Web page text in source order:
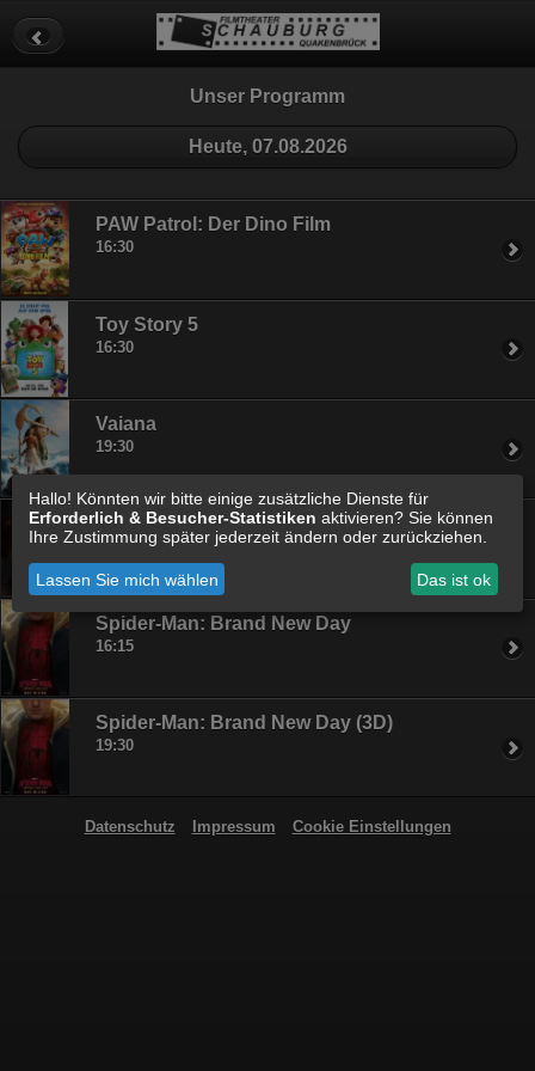
Unser Programm
Heute, 07.08.2026
PAW Patrol: Der Dino Film
16:30
Toy Story 5
16:30
Vaiana
19:30
Die Odyssee
19:15
Spider-Man: Brand New Day
16:15
Spider-Man: Brand New Day (3D)
19:30
Datenschutz Impressum Cookie Einstellungen
Datenschutz Impressum Cookie Einstellungen
Hallo! Könnten wir bitte einige zusätzliche Dienste für
Erforderlich & Besucher-Statistiken aktivieren? Sie können
Ihre Zustimmung später jederzeit ändern oder zurückziehen.
Lassen Sie mich wählen Das ist ok